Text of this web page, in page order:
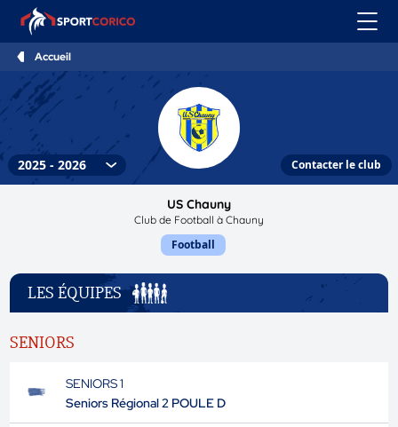
Accueil
Contacter le club
US Chauny
Club de Football à Chauny
Football
LES ÉQUIPES
SENIORS
SENIORS 1
Seniors Régional 2 POULE D